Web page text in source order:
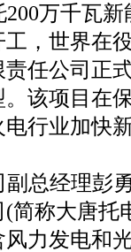
万千瓦
，世界在
任公司正
该项目在
行业加快
总经理彭
简称大唐托
力发电和